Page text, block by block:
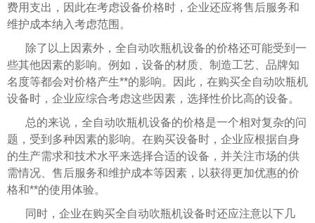
费用支出，因此在考虑设备价格时，企业还应将售后服务和
维护成本纳入考虑范围。
除了以上因素外，全自动吹瓶机设备的价格还可能受到一
些其他因素的影响。例如，设备的材质、制造工艺、品牌知
名度等都会对价格产生**的影响。因此，在购买全自动吹瓶机
设备时，企业应综合考虑这些因素，选择性价比高的设备。
总的来说，全自动吹瓶机设备的价格是一个相对复杂的问
题，受到多种因素的影响。在购买设备时，企业应根据自身
的生产需求和技术水平来选择合适的设备，并关注市场的供
需情况、售后服务和维护成本等因素，以获得更加优惠的价
格和**的使用体验。
同时，企业在购买全自动吹瓶机设备时还应注意以下几